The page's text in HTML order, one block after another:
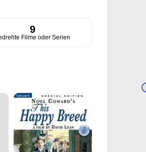
9
Filme oder Serien